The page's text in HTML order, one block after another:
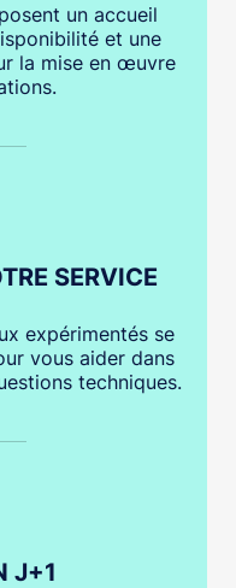
un accueil
et une
la mise en œuvre
SERVICE
expérimentés se
vous aider dans
techniques.
J+1